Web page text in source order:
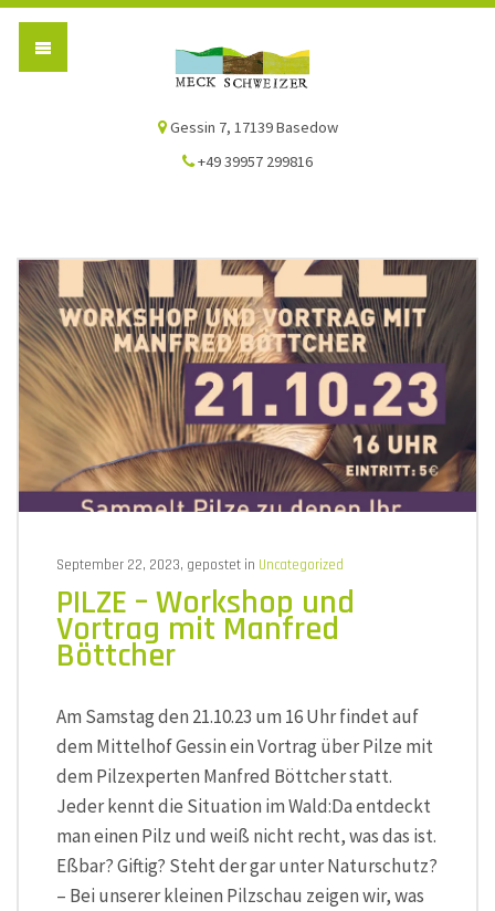
Gessin 7, 17139 Basedow
+49 39957 299816
September 22, 2023, gepostet in Uncategorized
PILZE – Workshop und
Vortrag mit Manfred
Böttcher
Am Samstag den 21.10.23 um 16 Uhr findet auf
dem Mittelhof Gessin ein Vortrag über Pilze mit
dem Pilzexperten Manfred Böttcher statt.
Jeder kennt die Situation im Wald:Da entdeckt
man einen Pilz und weiß nicht recht, was das ist.
Eßbar? Giftig? Steht der gar unter Naturschutz?
– Bei unserer kleinen Pilzschau zeigen wir, was